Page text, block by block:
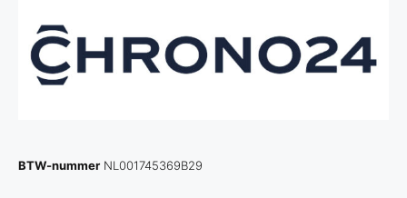
BTW-nummer NL001745369B29